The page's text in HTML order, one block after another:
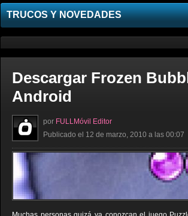
Celulares
TRUCOS Y NOVEDADES
Descargar Frozen
Android
por FULLMóvil Editor
Publicado el 12 de marzo, 2010 a las 00:07